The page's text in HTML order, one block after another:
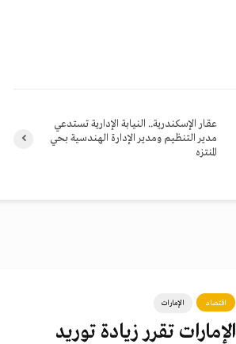
عقار الإسكندرية.. النيابة الإدارية تستدعي
مدير التنظيم ومدير الإدارة الهندسية بحي
المنتزه
اقتصاد الإمارات
الإمارات تقرر زيادة توريد